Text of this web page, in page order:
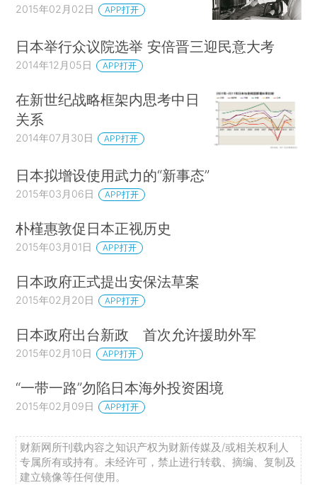
2015年02月02日 APP打开
日本举行众议院选举 安倍晋三迎民意大考
2014年12月05日 APP打开
在新世纪战略框架内思考中日
关系
2014年07月30日 APP打开
日本拟增设使用武力的“新事态”
2015年03月06日 APP打开
朴槿惠敦促日本正视历史
2015年03月01日 APP打开
日本政府正式提出安保法草案
2015年02月20日 APP打开
日本政府出台新政 首次允许援助外军
2015年02月10日 APP打开
“一带一路”勿陷日本海外投资困境
2015年02月09日 APP打开
财新网所刊载内容之知识产权为财新传媒及/或相关权利人
专属所有或持有。未经许可，禁止进行转载、摘编、复制及
建立镜像等任何使用。